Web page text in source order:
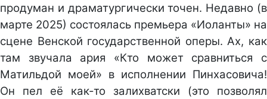
продуман и драматургически точен. Недавно (в
марте 2025) состоялась премьера «Иоланты» на
сцене Венской государственной оперы. Ах, как
там звучала ария «Кто может сравниться с
Матильдой моей» в исполнении Пинхасовича!
Он пел её как-то залихватски (это позволял